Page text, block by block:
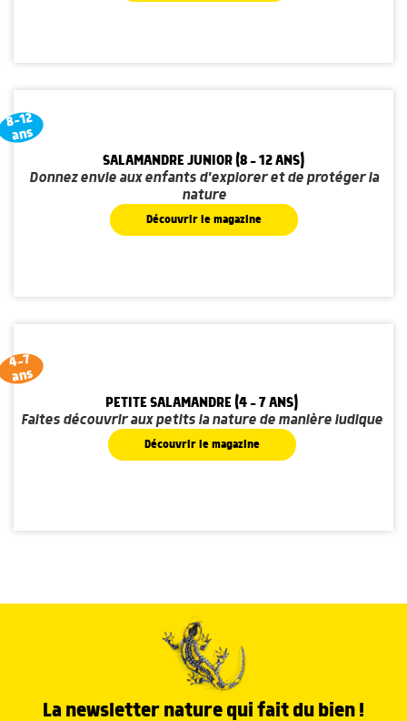
8-12
ans
SALAMANDRE JUNIOR (8 - 12 ANS)
Donnez envie aux enfants d'explorer et de protéger la
nature
Découvrir le magazine
4-7
ans
PETITE SALAMANDRE (4 - 7 ANS)
Faites découvrir aux petits la nature de manière ludique
Découvrir le magazine
La newsletter nature qui fait du bien !